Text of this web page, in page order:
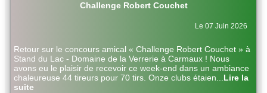
Challenge Robert Couchet
Le 07 Juin 2026
Retour sur le concours amical « Challenge Robert Couchet » à
Stand du Lac - Domaine de la Verrerie à Carmaux ! Nous
avons eu le plaisir de recevoir ce week-end dans un ambiance
chaleureuse 44 tireurs pour 70 tirs. Onze clubs étaien
Lire la
suite